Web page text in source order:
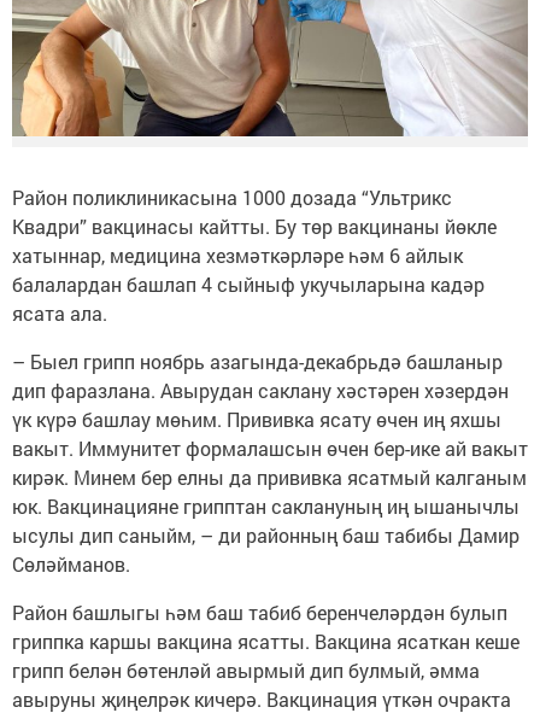
Район поликлиникасына 1000 дозада “Ультрикс
Квадри” вакцинасы кайтты. Бу төр вакцинаны йөкле
хатыннар, медицина хезмәткәрләре һәм 6 айлык
балалардан башлап 4 сыйныф укучыларына кадәр
ясата ала.
– Быел грипп ноябрь азагында-декабрьдә башланыр
дип фаразлана. Авырудан саклану хәстәрен хәзердән
үк күрә башлау мөһим. Прививка ясату өчен иң яхшы
вакыт. Иммунитет формалашсын өчен бер-ике ай вакыт
кирәк. Минем бер елны да прививка ясатмый калганым
юк. Вакцинацияне грипптан саклануның иң ышанычлы
ысулы дип саныйм, – ди районның баш табибы Дамир
Сөләйманов.
Район башлыгы һәм баш табиб беренчеләрдән булып
гриппка каршы вакцина ясатты. Вакцина ясаткан кеше
грипп белән бөтенләй авырмый дип булмый, әмма
авыруны җиңелрәк кичерә. Вакцинация үткән очракта